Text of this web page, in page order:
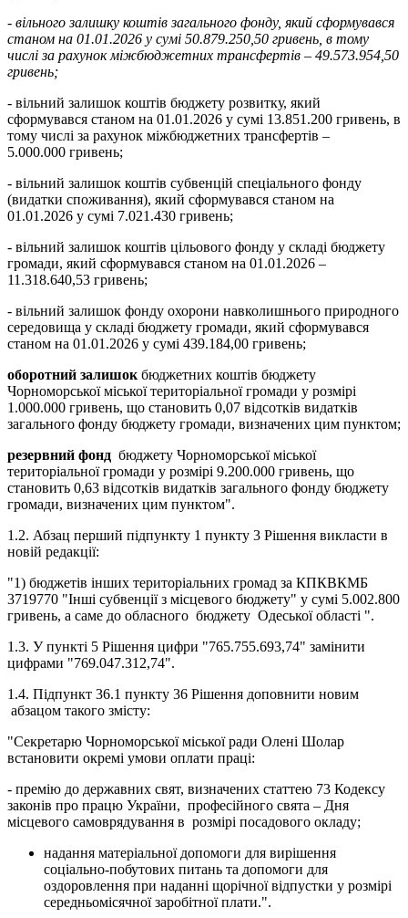
- вільного залишку коштів загального фонду, який сформувався
станом на 01.01.2026 у сумі 50.879.250,50 гривень, в тому
числі за рахунок міжбюджетних трансфертів – 49.573.954,50
гривень;
- вільний залишок коштів бюджету розвитку, який
сформувався станом на 01.01.2026 у сумі 13.851.200 гривень, в
тому числі за рахунок міжбюджетних трансфертів –
5.000.000 гривень;
- вільний залишок коштів субвенцій спеціального фонду
(видатки споживання), який сформувався станом на
01.01.2026 у сумі 7.021.430 гривень;
- вільний залишок коштів цільового фонду у складі бюджету
громади, який сформувався станом на 01.01.2026 –
11.318.640,53 гривень;
- вільний залишок фонду охорони навколишнього природного
середовища у складі бюджету громади, який сформувався
станом на 01.01.2026 у сумі 439.184,00 гривень;
оборотний залишок бюджетних коштів бюджету
Чорноморської міської територіальної громади у розмірі
1.000.000 гривень, що становить 0,07 відсотків видатків
загального фонду бюджету громади, визначених цим пунктом;
резервний фонд бюджету Чорноморської міської
територіальної громади у розмірі 9.200.000 гривень, що
становить 0,63 відсотків видатків загального фонду бюджету
громади, визначених цим пунктом".
1.2. Абзац перший підпункту 1 пункту 3 Рішення викласти в
новій редакції:
"1) бюджетів інших територіальних громад за КПКВКМБ
3719770 "Інші субвенції з місцевого бюджету" у сумі 5.002.800
гривень, а саме до обласного бюджету Одеської області ".
1.3. У пункті 5 Рішення цифри "765.755.693,74" замінити
цифрами "769.047.312,74".
1.4. Підпункт 36.1 пункту 36 Рішення доповнити новим
абзацом такого змісту:
"Секретарю Чорноморської міської ради Олені Шолар
встановити окремі умови оплати праці:
- премію до державних свят, визначених статтею 73 Кодексу
законів про працю України, професійного свята – Дня
місцевого самоврядування в розмірі посадового окладу;
надання матеріальної допомоги для вирішення
соціально-побутових питань та допомоги для
оздоровлення при наданні щорічної відпустки у розмірі
середньомісячної заробітної плати.".